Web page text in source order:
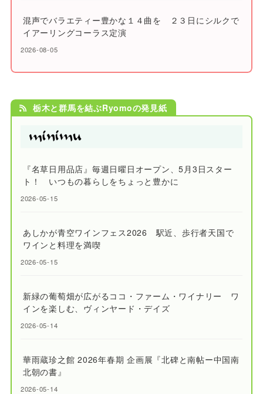
混声でバラエティー豊かな１４曲を ２３日にシルクで
イアーリングコーラス定演
2026-08-05
栃木と群馬を結ぶRyomoの発見紙
『名草日用品店』毎週日曜日オープン、5月3日スター
ト！ いつもの暮らしをちょっと豊かに
2026-05-15
あしかが青空ワインフェス2026 駅近、歩行者天国で
ワインと料理を満喫
2026-05-15
新緑の葡萄畑が広がるココ・ファーム・ワイナリー ワ
インを楽しむ、ヴィンヤード・デイズ
2026-05-14
華雨蔵珍之館 2026年春期 企画展『北碑と南帖ー中国南
北朝の書』
2026-05-14